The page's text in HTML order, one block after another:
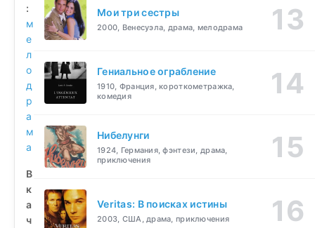
:
м
е
л
о
д
р
а
м
а
В
к
а
ч
Мои три сестры
2000, Венесуэла, драма, мелодрама
Гениальное ограбление
1910, Франция, короткометражка,
комедия
Нибелунги
1924, Германия, фэнтези, драма,
приключения
Veritas: В поисках истины
2003, США, драма, приключения